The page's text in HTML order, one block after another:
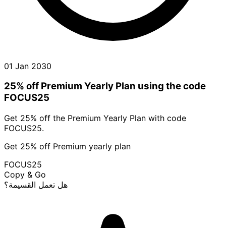
01 Jan 2030
25% off Premium Yearly Plan using the code
FOCUS25
Get 25% off the Premium Yearly Plan with code
FOCUS25.
Get 25% off Premium yearly plan
FOCUS25
Copy & Go
هل تعمل القسيمة؟